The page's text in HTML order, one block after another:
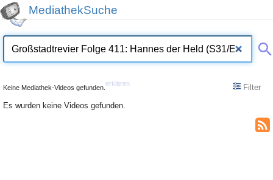
MediathekSuche
Keine Mediathek-Videos gefunden.
erklären
Filter
Es wurden keine Videos gefunden.